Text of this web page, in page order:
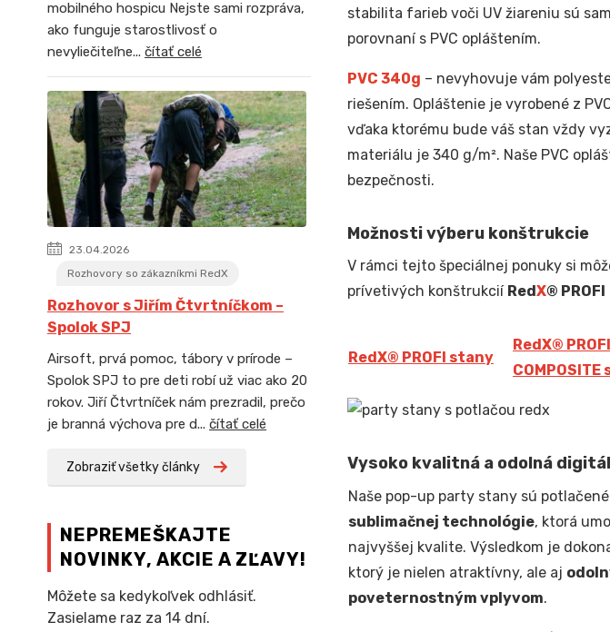
mobilného hospicu Nejste sami rozpráva,
ako funguje starostlivosť o
nevyliečiteľne... čítať celé
23.04.2026
Rozhovory so zákazníkmi RedX
Rozhovor s Jiřím Čtvrtníčkom –
Spolok SPJ
Airsoft, prvá pomoc, tábory v prírode –
Spolok SPJ to pre deti robí už viac ako 20
rokov. Jiří Čtvrtníček nám prezradil, prečo
je branná výchova pre d... čítať celé
Zobraziť všetky články
NEPREMEŠKAJTE
NOVINKY, AKCIE A ZĽAVY!
Môžete sa kedykoľvek odhlásiť.
Zasielame raz za 14 dní.
stabilita farieb voči UV žiareniu sú
porovnaní s PVC opláštením.
PVC 340g – nevyhovuje vám
riešením. Opláštenie je vyrobené z
vďaka ktorému bude váš stan vždy
materiálu je 340 g/m². Naše PVC
bezpečnosti.
Možnosti výberu konštrukcie
V rámci tejto špeciálnej ponuky si
prívetivých konštrukcií RedX® PROFI
RedX® PROFI stany
RedX® PROFI
Vysoko kvalitná a odolná
Naše pop-up party stany sú
sublimačnej technológie, ktorá
najvyššej kvalite. Výsledkom je
ktorý je nielen atraktívny, ale aj
poveternostným vplyvom.